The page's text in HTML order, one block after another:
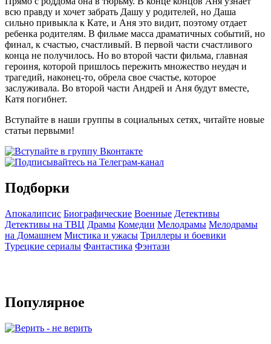
всю правду и хочет забрать Дашу у родителей, но Даша
сильно привыкла к Кате, и Аня это видит, поэтому отдает
ребенка родителям. В фильме масса драматичных событий, но
финал, к счастью, счастливый. В первой части счастливого
конца не получилось. Но во второй части фильма, главная
героиня, которой пришлось пережить множество неудач и
трагедий, наконец-то, обрела свое счастье, которое
заслуживала. Во второй части Андрей и Аня будут вместе,
Катя погибнет.
Вступайте в наши группы в социальных сетях, читайте новые
статьи первыми!
Подборки
Апокалипсис Биографические Военные Детективы
Детективы на ТВЦ Драмы Комедии Мелодрамы Мелодрамы
на Домашнем Мистика и ужасы Триллеры и боевики
Турецкие сериалы Фантастика Фэнтази
Популярное